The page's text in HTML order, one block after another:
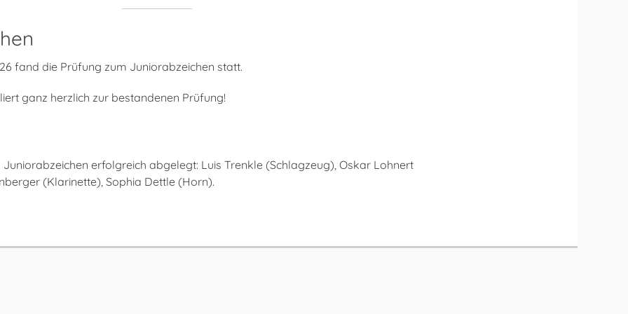
fand die Prüfung zum Juniorabzeichen statt.
ganz herzlich zur bestandenen Prüfung!
erfolgreich abgelegt: Luis Trenkle (Schlagzeug), Oskar Lohnert
(Klarinette), Sophia Dettle (Horn).